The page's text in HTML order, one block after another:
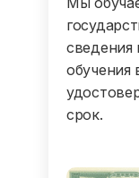
срок.